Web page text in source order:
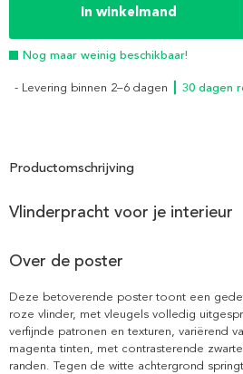
In winkelmand
Nog maar weinig beschikbaar!
- Levering binnen 2–6 dagen ┃ 30 dagen
Productomschrijving
Vlinderpracht voor je interieur
Over de poster
Deze betoverende poster toont een
roze vlinder, met vleugels volledig
verfijnde patronen en texturen, variërend
magenta tinten, met contrasterende
randen. Tegen de witte achtergrond